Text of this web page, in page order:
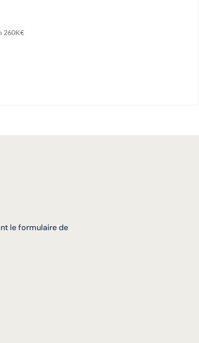
260K€
le formulaire de